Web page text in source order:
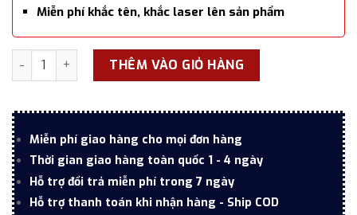
Miễn phí khắc tên, khắc laser lên sản phẩm
Bút máy ký tên Montagut MT160 màu xanh chính hãng số
THÊM VÀO GIỎ HÀNG
Miễn phí giao hàng cho mọi đơn hàng
Thời gian giao hàng toàn quốc 1 - 4 ngày
Hỗ trợ đổi trả miễn phí trong 7 ngày
Hỗ trợ thanh toán khi nhận hàng - Ship COD